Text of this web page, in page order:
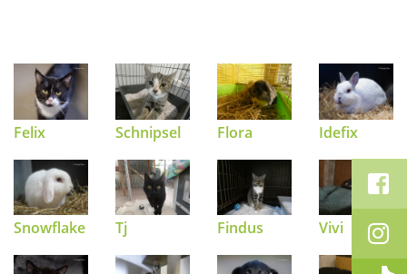
Felix Schnipsel Flora Idefix
Snowflake Tj Findus Vivi